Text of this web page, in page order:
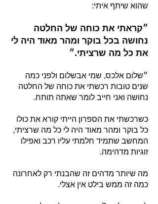
שהוא שיתף איתי:
״קראתי את כוחה של החלטה
נחושה בכל בוקר ומהר מאוד היה לי
את כל מה שרציתי.״
״שלום אלכס, שמי אבשלום ולפני כמה
שנים טובות רכשתי את כוחה של החלטה
נחושה ואני חייב לומר שאתה תותח.
כשרכשתי את הספרון הייתי קורא את כולו
כל בוקר ומהר מאוד היה לי כל מה שרציתי,
המחשב שתמיד חלמתי עליו רכב ואפילו
זוגיות מדהימה.
מה שיותר מדהים זה שהבנתי רק לאחרונה
כמה זה ממש בילט אין אצלי.